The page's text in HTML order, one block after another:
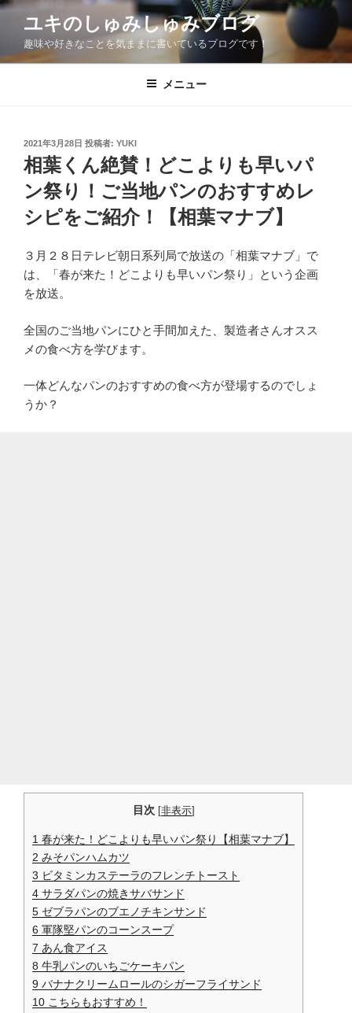
コ
ン
ユキのしゅみしゅみブログ
趣味や好きなことを気ままに書いているブログです！
メニュー
投
稿
日:
2021年3月28日 投稿者: YUKI
相葉くん絶賛！どこよりも早いパ
ン祭り！ご当地パンのおすすめレ
シピをご紹介！【相葉マナブ】
３月２８日テレビ朝日系列局で放送の「相葉マナブ」で
は、「春が来た！どこよりも早いパン祭り」という企画
を放送。
全国のご当地パンにひと手間加えた、製造者さんオスス
メの食べ方を学びます。
一体どんなパンのおすすめの食べ方が登場するのでしょ
うか？
目次 [非表示]
1 春が来た！どこよりも早いパン祭り【相葉マナブ】
2 みそパンハムカツ
3 ビタミンカステーラのフレンチトースト
4 サラダパンの焼きサバサンド
5 ゼブラパンのブエノチキンサンド
6 軍隊堅パンのコーンスープ
7 あん食アイス
8 牛乳パンのいちごケーキパン
9 バナナクリームロールのシガーフライサンド
10 こちらもおすすめ！